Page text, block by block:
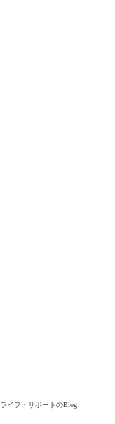
ライフ・サポートのBlog